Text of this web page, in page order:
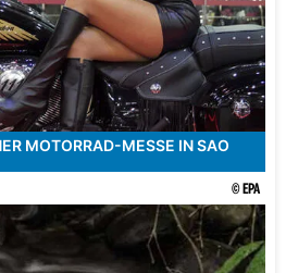
MOTORRAD-MESSE IN SAO
© EPA